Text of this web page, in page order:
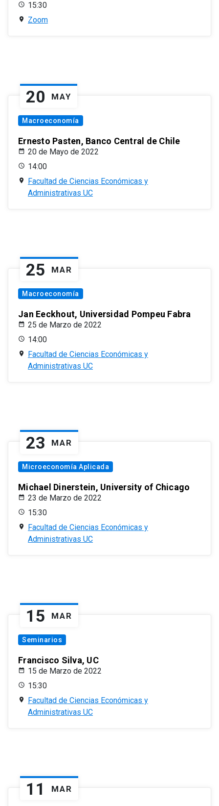
15:30
Zoom
20 MAY
Macroeconomía
Ernesto Pasten, Banco Central de Chile
20 de Mayo de 2022
14:00
Facultad de Ciencias Económicas y
Administrativas UC
25 MAR
Macroeconomía
Jan Eeckhout, Universidad Pompeu Fabra
25 de Marzo de 2022
14:00
Facultad de Ciencias Económicas y
Administrativas UC
23 MAR
Microeconomía Aplicada
Michael Dinerstein, University of Chicago
23 de Marzo de 2022
15:30
Facultad de Ciencias Económicas y
Administrativas UC
15 MAR
Seminarios
Francisco Silva, UC
15 de Marzo de 2022
15:30
Facultad de Ciencias Económicas y
Administrativas UC
11 MAR